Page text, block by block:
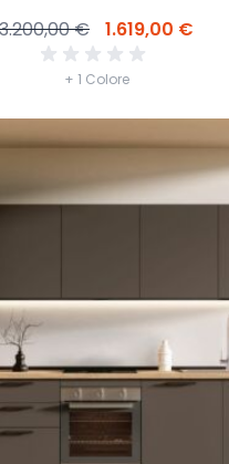
3.200,00 € 1.619,00 €
+ 1 Colore